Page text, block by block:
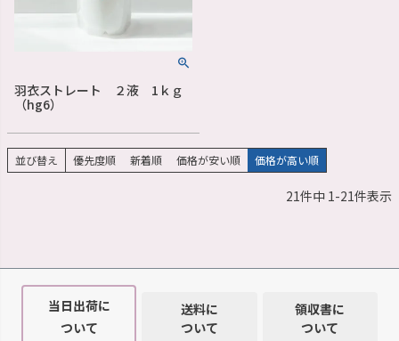
羽衣ストレート ２液 1ｋｇ
（hg6）
並び替え 優先度順 新着順 価格が安い順 価格が高い順
21件中 1-21件表示
当日出荷に
ついて
送料に
ついて
領収書に
ついて